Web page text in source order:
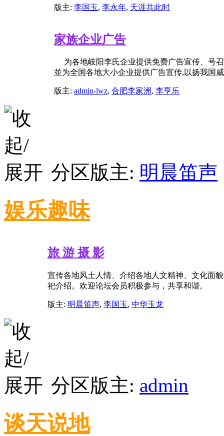
版主: 李国玉, 李永年, 天涯共此时
家族企业广告
为各地岐阳李氏企业提供免费广告宣传、号
並为全国各地大小企业提供广告宣传,以扬我国
版主: admin-lwz, 合肥李家洲 , 李亨乐
分区版主: 明晨笛声
娱乐趣味
旅 游 摄 影
宣传各地风土人情、介绍各地人文精神、文化面
祀介绍。欢迎论坛会员积极参与，共享和谐。
版主: 明晨笛声, 李国玉, 中华玉龙
分区版主: admin
谈天说地